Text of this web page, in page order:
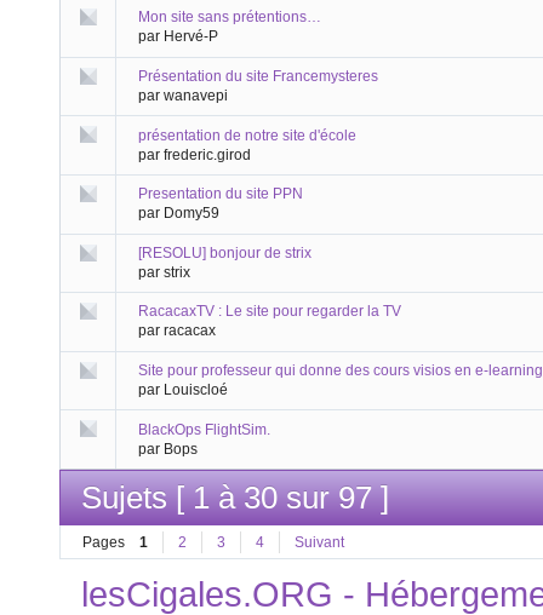
Mon site sans prétentions…
par Hervé-P
Présentation du site Francemysteres
par wanavepi
présentation de notre site d'école
par frederic.girod
Presentation du site PPN
par Domy59
[RESOLU] bonjour de strix
par strix
RacacaxTV : Le site pour regarder la TV
par racacax
Site pour professeur qui donne des cours visios en e-learning
par Louiscloé
BlackOps FlightSim.
par Bops
Sujets [ 1 à 30 sur 97 ]
Pages 1 2 3 4 Suivant
lesCigales.ORG -